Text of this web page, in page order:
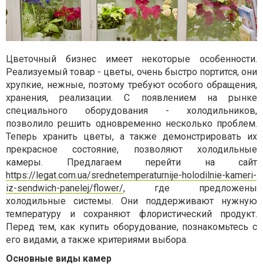
Цветочный бизнес имеет некоторые особенности.
Реализуемый товар - цветы, очень быстро портится, они
хрупкие, нежные, поэтому требуют особого обращения,
хранения, реализации. С появлением на рынке
специального оборудования - холодильников,
позволило решить одновременно несколько проблем.
Теперь хранить цветы, а также демонстрировать их
прекрасное состояние, позволяют холодильные
камеры. Предлагаем перейти на сайт
https://legat.com.ua/srednetemperaturnije-holodilnie-kameri-
iz-sendwich-panelej/flower/, где предложены
холодильные системы. Они поддерживают нужную
температуру и сохраняют флористический продукт.
Перед тем, как купить оборудование, познакомьтесь с
его видами, а также критериями выбора.
Основные виды камер